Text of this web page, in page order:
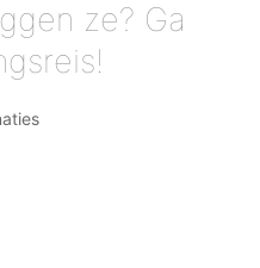
ze? Ga